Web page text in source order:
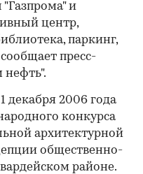
и
центр,
паркинг,
пресс-
нефть".
декабря 2006 года
конкурса
архитектурной
общественно-
районе.